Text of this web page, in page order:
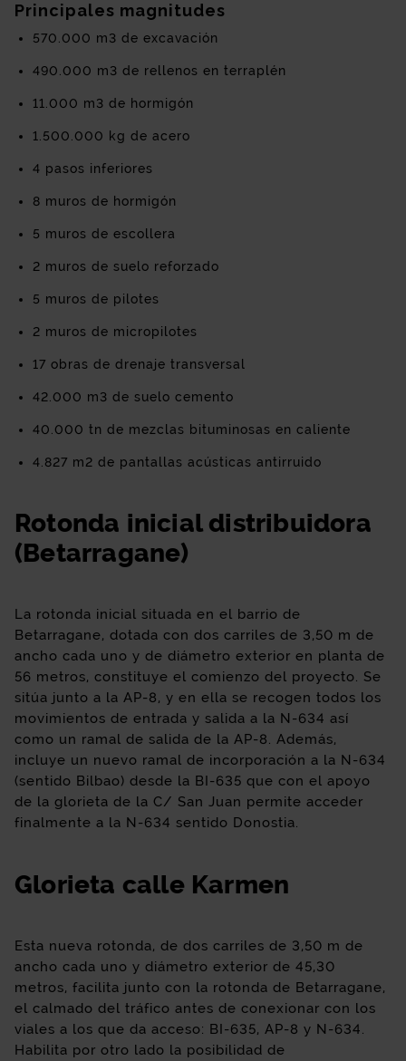
Principales magnitudes
570.000 m3 de excavación
490.000 m3 de rellenos en terraplén
11.000 m3 de hormigón
1.500.000 kg de acero
4 pasos inferiores
8 muros de hormigón
5 muros de escollera
2 muros de suelo reforzado
5 muros de pilotes
2 muros de micropilotes
17 obras de drenaje transversal
42.000 m3 de suelo cemento
40.000 tn de mezclas bituminosas en caliente
4.827 m2 de pantallas acústicas antirruido
Rotonda inicial distribuidora
(Betarragane)
La rotonda inicial situada en el barrio de
Betarragane, dotada con dos carriles de 3,50 m de
ancho cada uno y de diámetro exterior en planta de
56 metros, constituye el comienzo del proyecto. Se
sitúa junto a la AP-8, y en ella se recogen todos los
movimientos de entrada y salida a la N-634 así
como un ramal de salida de la AP-8. Además,
incluye un nuevo ramal de incorporación a la N-634
(sentido Bilbao) desde la BI-635 que con el apoyo
de la glorieta de la C/ San Juan permite acceder
finalmente a la N-634 sentido Donostia.
Glorieta calle Karmen
Esta nueva rotonda, de dos carriles de 3,50 m de
ancho cada uno y diámetro exterior de 45,30
metros, facilita junto con la rotonda de Betarragane,
el calmado del tráfico antes de conexionar con los
viales a los que da acceso: BI-635, AP-8 y N-634.
Habilita por otro lado la posibilidad de